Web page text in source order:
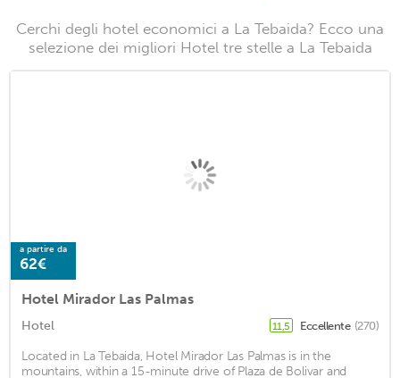
Cerchi degli hotel economici a La Tebaida? Ecco una
selezione dei migliori Hotel tre stelle a La Tebaida
a partire da
62€
Hotel Mirador Las Palmas
Hotel 11,5 Eccellente (270)
Located in La Tebaida, Hotel Mirador Las Palmas is in the
mountains, within a 15-minute drive of Plaza de Bolivar and